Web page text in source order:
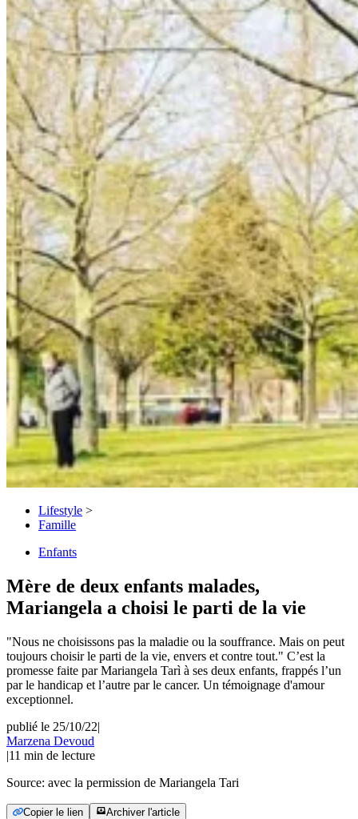
Lifestyle >
Famille
Enfants
Mère de deux enfants malades,
Mariangela a choisi le parti de la vie
"Nous ne choisissons pas la maladie ou la souffrance. Mais on peut
toujours choisir le parti de la vie, envers et contre tout." C’est la
promesse faite par Mariangela Tarì à ses deux enfants, frappés l’un
par le handicap et l’autre par le cancer. Un témoignage d'amour
exceptionnel.
publié le 25/10/22|
Marzena Devoud
|11 min de lecture
Source: avec la permission de Mariangela Tari
Copier le lien Archiver l'article